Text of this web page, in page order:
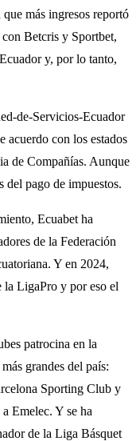
más ingresos reportó
Betcris y Sportbet,
y, por lo tanto,
de-Servicios-Ecuador
acuerdo con los estados
de Compañías. Aunque
pago de impuestos.
Ecuabet ha
de la Federación
Y en 2024,
LigaPro y por eso el
patrocina en la
grandes del país:
Sporting Club y
Emelec. Y se ha
de la Liga Básquet